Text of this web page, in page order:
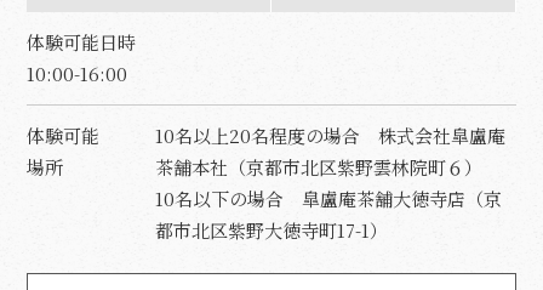
体験可能日時
10:00-16:00
体験可能
場所
10名以上20名程度の場合 株式会社皐盧庵
茶舗本社（京都市北区紫野雲林院町６）
10名以下の場合 皐盧庵茶舗大徳寺店（京
都市北区紫野大徳寺町17-1）